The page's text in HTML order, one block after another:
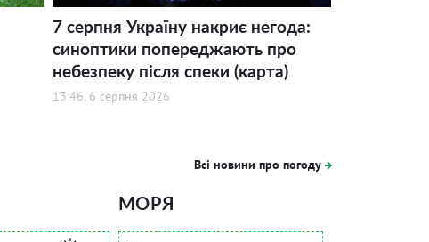
7 серпня Україну накриє негода:
синоптики попереджають про
небезпеку після спеки (карта)
13:46, 6 серпня 2026
Всі новини про погоду
МОРЯ